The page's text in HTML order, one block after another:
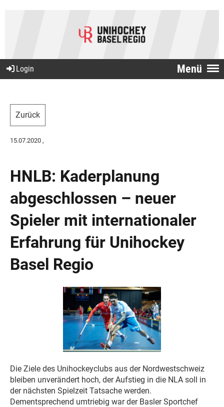
Menü
Login
Zurück
15.07.2020 ,
HNLB: Kaderplanung
abgeschlossen – neuer
Spieler mit internationaler
Erfahrung für Unihockey
Basel Regio
Die Ziele des Unihockeyclubs aus der Nordwestschweiz
bleiben unverändert hoch, der Aufstieg in die NLA soll in
der nächsten Spielzeit Tatsache werden.
Dementsprechend umtriebig war der Basler Sportchef